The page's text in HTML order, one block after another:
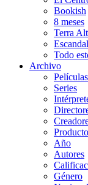
Bookish
8 meses
Terra
Todo
Archivo
Películas
Series
Año
Autores
Género